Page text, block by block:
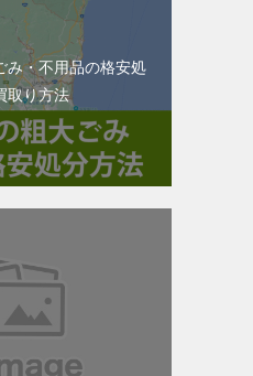
み・不用品の格安処
取り方法